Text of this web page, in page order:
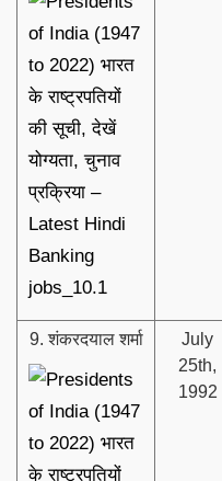
9. शंकरदयाल शर्मा
July
25th,
1992